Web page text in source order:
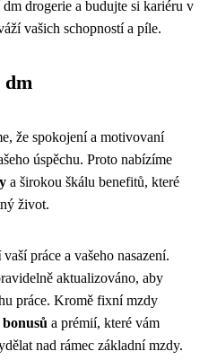
dm drogerie a budujte si kariéru v
vašich schopností a píle.
dm
že spokojení a motivovaní
úspěchu. Proto nabízíme
a širokou škálu benefitů, které
život.
vaší práce a vašeho nasazení.
aktualizováno, aby
práce. Kromě fixní mzdy
a prémií, které vám
nad rámec základní mzdy.